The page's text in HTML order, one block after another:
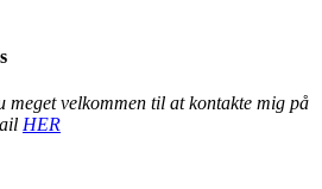
meget velkommen til at kontakte mig på
HER